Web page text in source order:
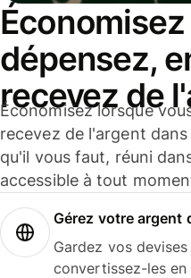
dépensez,
recevez de
Économisez lorsque
recevez de l'argent
qu'il vous faut, réuni
accessible à tout
Gérez votre argent
Gardez vos
convertissez-les en